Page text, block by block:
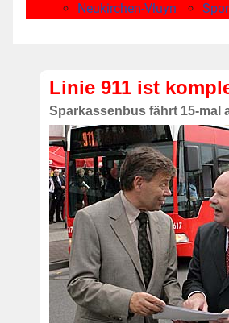
Neukirchen-Vluyn
Linie 911 ist
Sparkassenbus fährt 15-mal